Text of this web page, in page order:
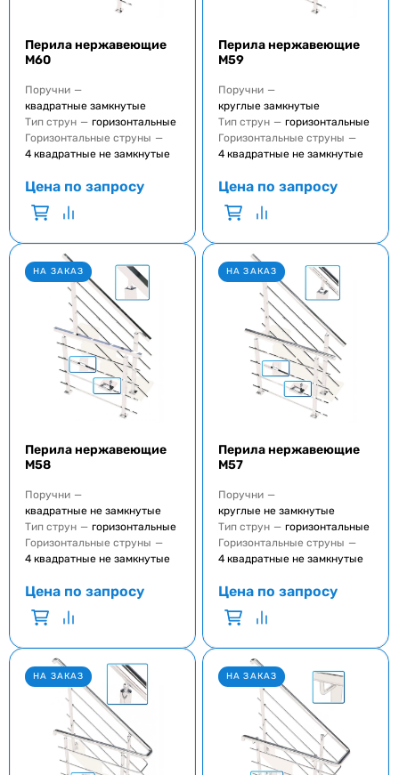
Перила нержавеющие
M60
Поручни —
квадратные замкнутые
Тип струн — горизонтальные
Горизонтальные струны —
4 квадратные не замкнутые
Цена по запросу
Перила нержавеющие
M59
Поручни —
круглые замкнутые
Тип струн — горизонтальные
Горизонтальные струны —
4 квадратные не замкнутые
Цена по запросу
НА ЗАКАЗ
Перила нержавеющие
M58
Поручни —
квадратные не замкнутые
Тип струн — горизонтальные
Горизонтальные струны —
4 квадратные не замкнутые
Цена по запросу
НА ЗАКАЗ
Перила нержавеющие
M57
Поручни —
круглые не замкнутые
Тип струн — горизонтальные
Горизонтальные струны —
4 квадратные не замкнутые
Цена по запросу
НА ЗАКАЗ НА ЗАКАЗ